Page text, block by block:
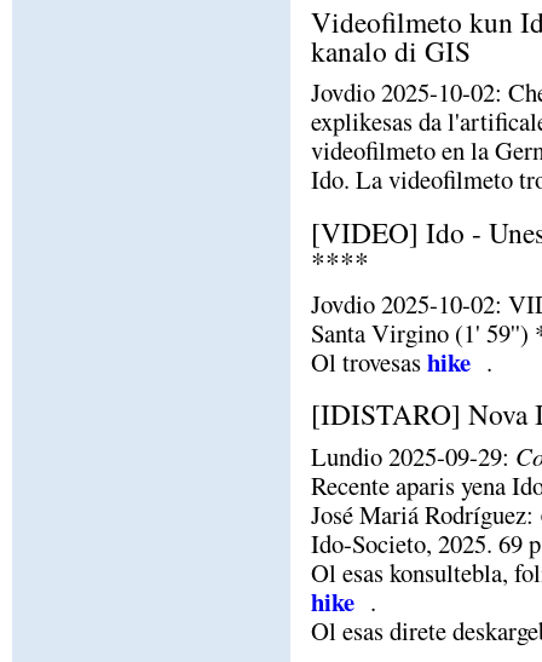
Videofilmeto kun
kanalo di GIS
Jovdio 2025-10-02:
explikesas da
videofilmeto en la
Ido. La videofilmeto
[VIDEO] Ido -
****
Jovdio 2025-10-02:
Santa Virgino (1' 59'')
Ol trovesashike .
[IDISTARO] Nova
Lundio 2025-09-29:
Recente aparis yena
José Mariá Rodríguez:
Ido-Societo, 2025. 69
Ol esas konsultebla,
hike .
Ol esas direte